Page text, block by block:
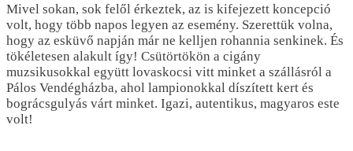
Mivel sokan, sok felől érkeztek, az is kifejezett koncepció
volt, hogy több napos legyen az esemény. Szerettük volna,
hogy az esküvő napján már ne kelljen rohannia senkinek. És
tökéletesen alakult így! Csütörtökön a cigány
muzsikusokkal együtt lovaskocsi vitt minket a szállásról a
Pálos Vendégházba, ahol lampionokkal díszített kert és
bográcsgulyás várt minket. Igazi, autentikus, magyaros este
volt!